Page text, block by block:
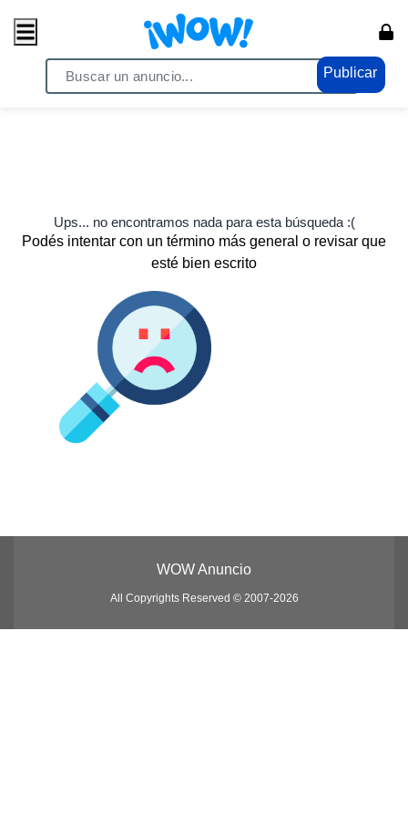
Publicar
Ups... no encontramos nada para esta búsqueda :(
Podés intentar con un término más general o revisar que
esté bien escrito
WOW Anuncio
All Copyrights Reserved © 2007-2026